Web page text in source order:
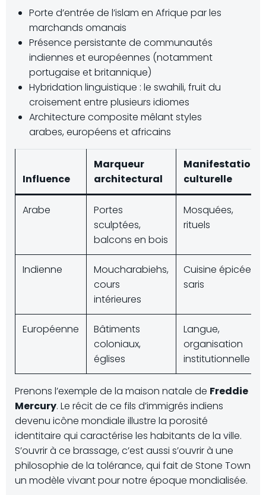
Porte d’entrée de l’islam en Afrique par les
marchands omanais
Présence persistante de communautés
indiennes et européennes (notamment
portugaise et britannique)
Hybridation linguistique : le swahili, fruit du
croisement entre plusieurs idiomes
Architecture composite mêlant styles
arabes, européens et africains
Influence
Marqueur
architectural
Manifestation
culturelle
Arabe
Portes
sculptées,
balcons en bois
Mosquées,
rituels
Indienne
Moucharabiehs,
cours
intérieures
Cuisine épicée,
saris
Européenne
Bâtiments
coloniaux,
églises
Langue,
organisation
institutionnelle
Prenons l’exemple de la maison natale de Freddie
Mercury. Le récit de ce fils d’immigrés indiens
devenu icône mondiale illustre la porosité
identitaire qui caractérise les habitants de la ville.
S’ouvrir à ce brassage, c’est aussi s’ouvrir à une
philosophie de la tolérance, qui fait de Stone Town
un modèle vivant pour notre époque mondialisée.